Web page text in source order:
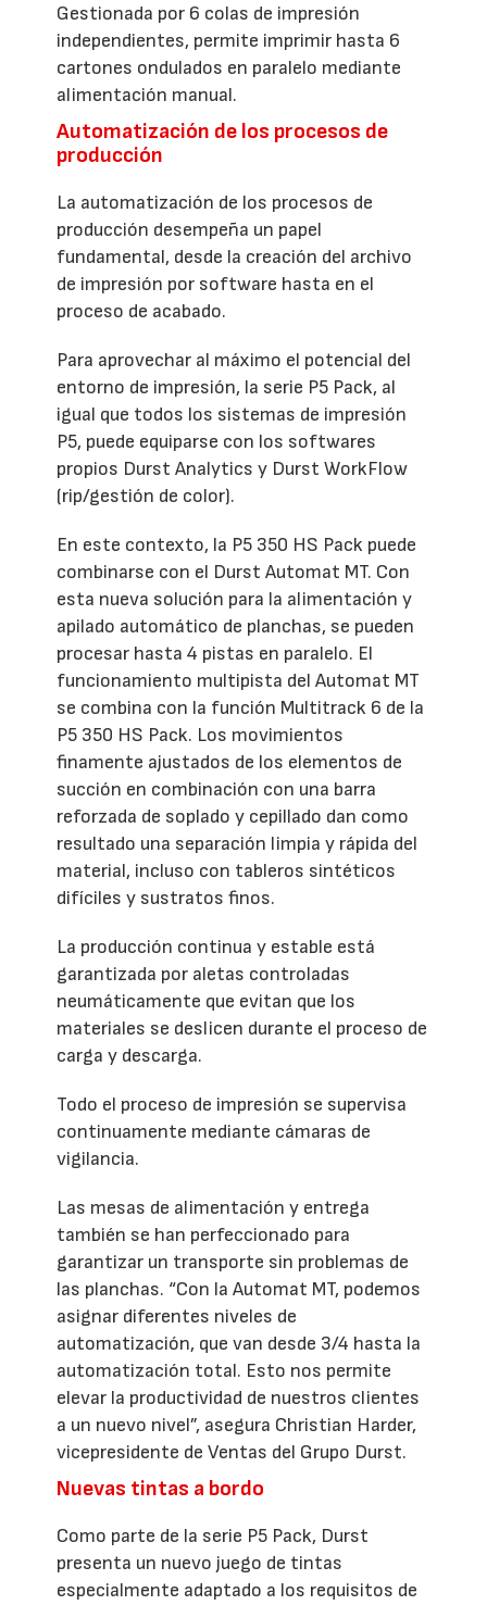
Gestionada por 6 colas de impresión
independientes, permite imprimir hasta 6
cartones ondulados en paralelo mediante
alimentación manual.
Automatización de los procesos de
producción
La automatización de los procesos de
producción desempeña un papel
fundamental, desde la creación del archivo
de impresión por software hasta en el
proceso de acabado.
Para aprovechar al máximo el potencial del
entorno de impresión, la serie P5 Pack, al
igual que todos los sistemas de impresión
P5, puede equiparse con los softwares
propios Durst Analytics y Durst WorkFlow
(rip/gestión de color).
En este contexto, la P5 350 HS Pack puede
combinarse con el Durst Automat MT. Con
esta nueva solución para la alimentación y
apilado automático de planchas, se pueden
procesar hasta 4 pistas en paralelo. El
funcionamiento multipista del Automat MT
se combina con la función Multitrack 6 de la
P5 350 HS Pack. Los movimientos
finamente ajustados de los elementos de
succión en combinación con una barra
reforzada de soplado y cepillado dan como
resultado una separación limpia y rápida del
material, incluso con tableros sintéticos
difíciles y sustratos finos.
La producción continua y estable está
garantizada por aletas controladas
neumáticamente que evitan que los
materiales se deslicen durante el proceso de
carga y descarga.
Todo el proceso de impresión se supervisa
continuamente mediante cámaras de
vigilancia.
Las mesas de alimentación y entrega
también se han perfeccionado para
garantizar un transporte sin problemas de
las planchas. “Con la Automat MT, podemos
asignar diferentes niveles de
automatización, que van desde 3/4 hasta la
automatización total. Esto nos permite
elevar la productividad de nuestros clientes
a un nuevo nivel”, asegura Christian Harder,
vicepresidente de Ventas del Grupo Durst.
Nuevas tintas a bordo
Como parte de la serie P5 Pack, Durst
presenta un nuevo juego de tintas
especialmente adaptado a los requisitos de